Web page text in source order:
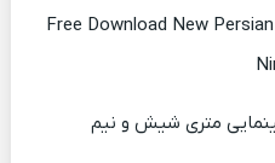
Free Download New